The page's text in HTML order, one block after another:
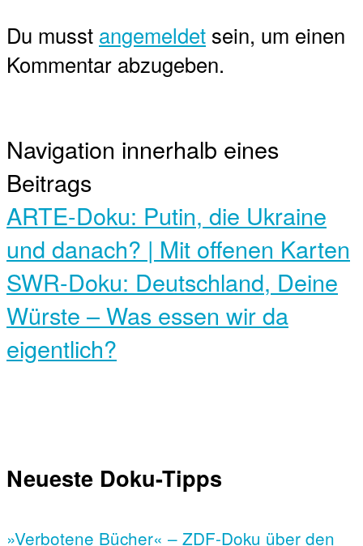
Du musst angemeldet sein, um einen
Kommentar abzugeben.
Navigation innerhalb eines
Beitrags
ARTE-Doku: Putin, die Ukraine
und danach? | Mit offenen Karten
SWR-Doku: Deutschland, Deine
Würste – Was essen wir da
eigentlich?
Neueste Doku-Tipps
»Verbotene Bücher« – ZDF-Doku über den